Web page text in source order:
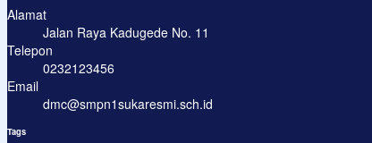
Alamat
Jalan Raya Kadugede No. 11
Telepon
0232123456
Email
dmc@smpn1sukaresmi.sch.id
Tags